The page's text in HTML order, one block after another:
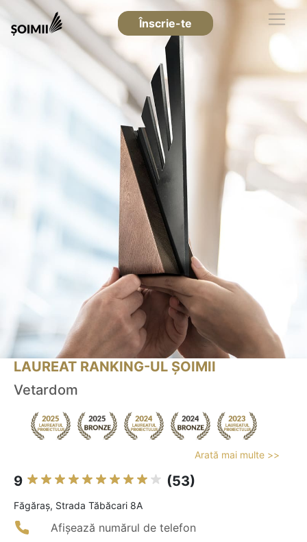
Înscrie-te
LAUREAT RANKING-UL ȘOIMII
Vetardom
Arată mai multe >>
9 (53)
Făgăraş, Strada Tăbăcari 8A
Afișează numărul de telefon